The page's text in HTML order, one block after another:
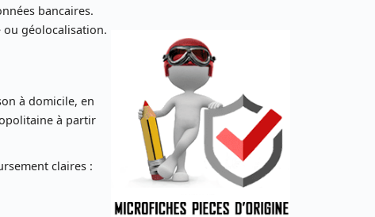
bancaires.
géolocalisation.
à domicile, en
à partir
claires :